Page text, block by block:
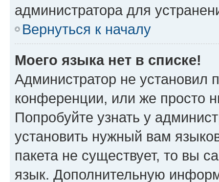
администратора для
Вернуться к началу
Моего языка нет в списке!
Администратор не установил
конференции, или же просто
Попробуйте узнать у
установить нужный вам
пакета не существует, то вы
язык. Дополнительную